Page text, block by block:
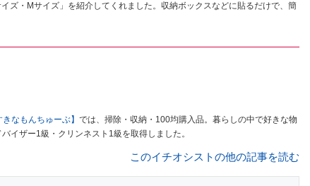
ズ・Mサイズ」を紹介してくれました。収納ボックスなどに貼るだけで、簡
なもんちゅーぶ】 では、掃除・収納・100均購入品。暮らしの中で好きな物
イザー1級・クリンネスト1級を取得しました。
このイチオシストの他の記事を読む